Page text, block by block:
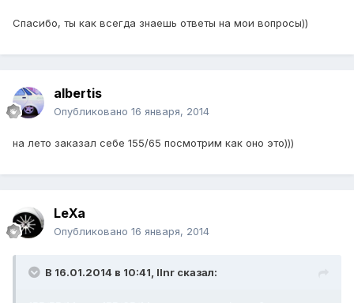
Спасибо, ты как всегда знаешь ответы на мои вопросы))
albertis
Опубликовано 16 января, 2014
на лето заказал себе 155/65 посмотрим как оно это)))
LeXa
Опубликовано 16 января, 2014
В 16.01.2014 в 10:41, Ilnr сказал: